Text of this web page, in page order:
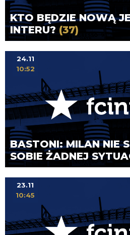
KTO BĘDZIE NOWĄ
INTERU? (37)
BASTONI: MILAN NIE
SOBIE ŻADNEJ
24.11
10:52
23.11
10:45